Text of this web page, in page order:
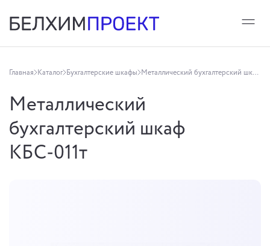
Главная Каталог Бухгалтерские шкафы Металлический бухгалтерский шкаф КБС-011т
Металлический
бухгалтерский шкаф
КБС-011т